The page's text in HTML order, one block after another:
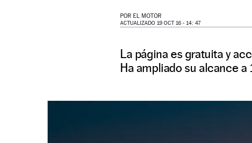
POR EL MOTOR
ACTUALIZADO 19 OCT 16 - 14: 47
La página es gratuita y
Ha ampliado su alcance